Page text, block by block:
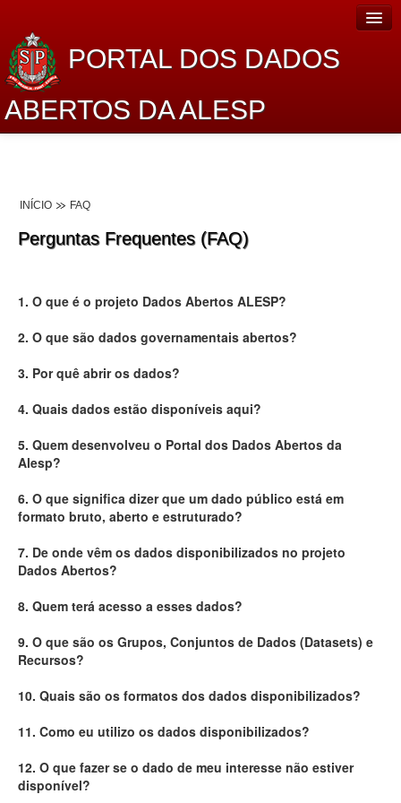
PORTAL DOS DADOS
ABERTOS DA ALESP
Lei de Acesso à Informação
Administração
Legislação
Perguntas frequentes
Contato
INÍCIO FAQ
Perguntas Frequentes (FAQ)
1. O que é o projeto Dados Abertos ALESP?
2. O que são dados governamentais abertos?
3. Por quê abrir os dados?
4. Quais dados estão disponíveis aqui?
5. Quem desenvolveu o Portal dos Dados Abertos da
Alesp?
6. O que significa dizer que um dado público está em
formato bruto, aberto e estruturado?
7. De onde vêm os dados disponibilizados no projeto
Dados Abertos?
8. Quem terá acesso a esses dados?
9. O que são os Grupos, Conjuntos de Dados (Datasets) e
Recursos?
10. Quais são os formatos dos dados disponibilizados?
11. Como eu utilizo os dados disponibilizados?
12. O que fazer se o dado de meu interesse não estiver
disponível?